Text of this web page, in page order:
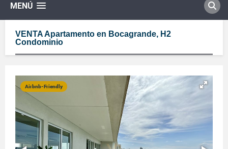
MENÚ
VENTA Apartamento en Bocagrande, H2
Condominio
Airbnb-Friendly